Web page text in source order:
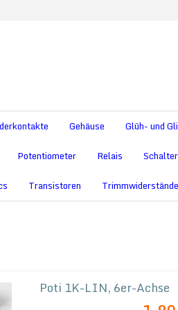
Gehäuse Glüh- und
Potentiometer Relais
Transistoren Trimmwiderstände
Poti 1K-LIN, 6er-Achse
- Potentiometer im